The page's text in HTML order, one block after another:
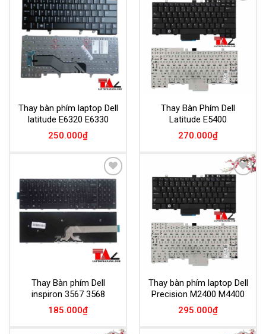
Add to
Wishlist
Thay bàn phím laptop Dell
latitude E6320 E6330
250.000₫
Add to
Wishlist
Thay Bàn Phím Dell
Latitude E5400
270.000₫
Add to
Wishlist
Thay Bàn phím Dell
inspiron 3567 3568
185.000₫
Add to
Wishlist
Thay bàn phím laptop Dell
Precision M2400 M4400
295.000₫